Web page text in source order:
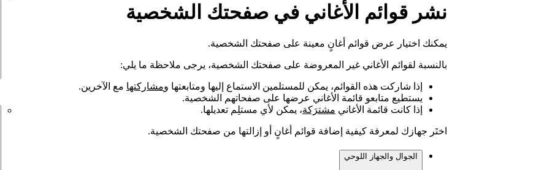
نشر قوائم الأغاني في صفحتك الشخصية
يمكنك اختيار عرض قوائم أغانٍ معينة على صفحتك الشخصية.
بالنسبة لقوائم الأغاني غير المعروضة على صفحتك الشخصية، يرجى ملاحظة ما يلي:
إذا شاركت هذه القوائم، يمكن للمستلمين الاستماع إليها ومتابعتها ومشاركتها مع الآخرين.
يستطيع متابعو قائمة الأغاني عرضها على صفحاتهم الشخصية.
إذا كانت قائمة الأغاني مشترَكة، يمكن لأي مستلِم تعديلها.
اختَر جهازك لمعرفة كيفية إضافة قوائم أغانٍ أو إزالتها من صفحتك الشخصية.
الجوال والجهاز اللوحي